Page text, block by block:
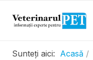
Sunteți aici: Acasă